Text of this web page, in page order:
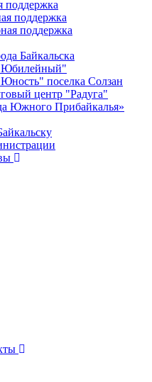
поддержка
поддержка
поддержка
Байкальска
поселка Солзан
центр "Радуга"
Южного Прибайкалья»